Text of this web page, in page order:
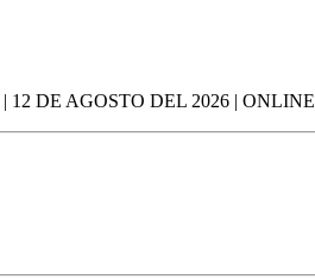
DE AGOSTO DEL 2026 | ONLINE